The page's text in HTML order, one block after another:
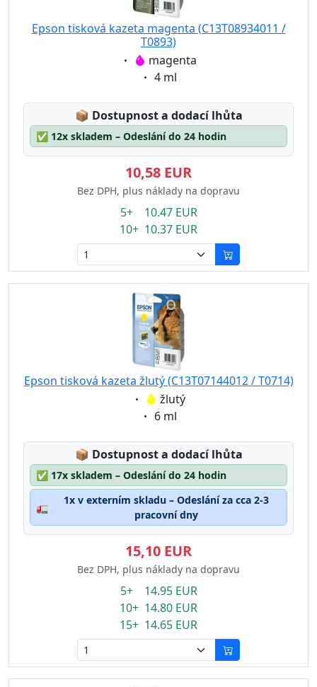
Epson tisková kazeta magenta (C13T08934011 /
T0893)
Eigenschaft:
magenta
Eigenschaft:
4 ml
📦 Lagerstatus:
Dostupnost a dodací lhůta
✅ 12x skladem – Odeslání do 24 hodin
10,58 EUR
Bez DPH, plus náklady na dopravu
5+ 10.47 EUR
10+ 10.37 EUR
Epson tisková kazeta žlutý (C13T07144012 / T0714)
Eigenschaft:
žlutý
Eigenschaft:
6 ml
📦 Lagerstatus:
Dostupnost a dodací lhůta
✅ 17x skladem – Odeslání do 24 hodin
🚛
1x v externím skladu – Odeslání za cca 2-3
pracovní dny
15,10 EUR
Bez DPH, plus náklady na dopravu
5+ 14.95 EUR
10+ 14.80 EUR
15+ 14.65 EUR